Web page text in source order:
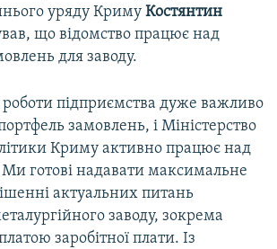
уряду Криму Костянтин
що відомство працює над
для заводу.
роботи підприємства дуже важливо
замовлень, і Міністерство
Криму активно працює над
готові надавати максимальне
актуальних питань
заводу, зокрема
заробітної плати. Із